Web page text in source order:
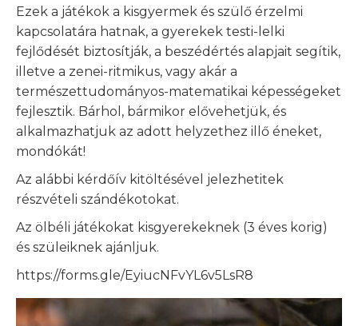
Ezek a játékok a kisgyermek és szülő érzelmi
kapcsolatára hatnak, a gyerekek testi-lelki
fejlődését biztosítják, a beszédértés alapjait segítik,
illetve a zenei-ritmikus, vagy akár a
természettudományos-matematikai képességeket
fejlesztik. Bárhol, bármikor elővehetjük, és
alkalmazhatjuk az adott helyzethez illő éneket,
mondókát!
Az alábbi kérdőív kitöltésével jelezhetitek
részvételi szándékotokat.
Az ölbéli játékokat kisgyerekeknek (3 éves korig)
és szüleiknek ajánljuk.
https://forms.gle/EyiucNFvYL6v5LsR8